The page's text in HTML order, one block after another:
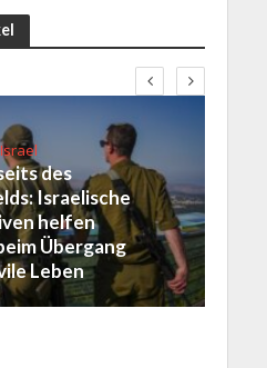
Israel
des
Israelische
helfen
Übergang
Leben